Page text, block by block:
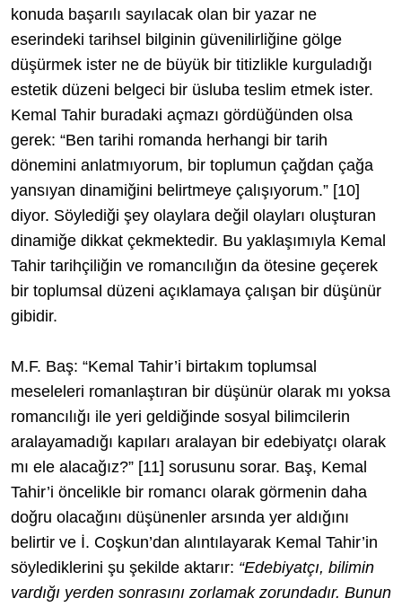
konuda başarılı sayılacak olan bir yazar ne
eserindeki tarihsel bilginin güvenilirliğine gölge
düşürmek ister ne de büyük bir titizlikle kurguladığı
estetik düzeni belgeci bir üsluba teslim etmek ister.
Kemal Tahir buradaki açmazı gördüğünden olsa
gerek: “Ben tarihi romanda herhangi bir tarih
dönemini anlatmıyorum, bir toplumun çağdan çağa
yansıyan dinamiğini belirtmeye çalışıyorum.” [10]
diyor. Söylediği şey olaylara değil olayları oluşturan
dinamiğe dikkat çekmektedir. Bu yaklaşımıyla Kemal
Tahir tarihçiliğin ve romancılığın da ötesine geçerek
bir toplumsal düzeni açıklamaya çalışan bir düşünür
gibidir.
M.F. Baş: “Kemal Tahir’i birtakım toplumsal
meseleleri romanlaştıran bir düşünür olarak mı yoksa
romancılığı ile yeri geldiğinde sosyal bilimcilerin
aralayamadığı kapıları aralayan bir edebiyatçı olarak
mı ele alacağız?” [11] sorusunu sorar. Baş, Kemal
Tahir’i öncelikle bir romancı olarak görmenin daha
doğru olacağını düşünenler arsında yer aldığını
belirtir ve İ. Coşkun’dan alıntılayarak Kemal Tahir’in
söylediklerini şu şekilde aktarır: “Edebiyatçı, bilimin
vardığı yerden sonrasını zorlamak zorundadır. Bunun